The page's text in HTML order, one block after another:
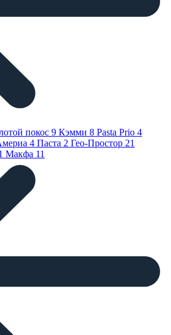
покос 9 Кэмми 8 Pasta Prio 4
4 Паста 2 Гео-Простор 21
Макфа 11